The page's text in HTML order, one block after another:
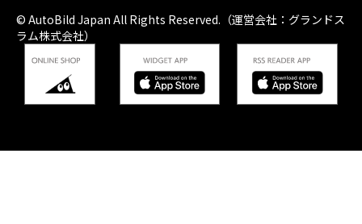
© AutoBild Japan All Rights Reserved.（運営会社：グランドス
ラム株式会社）